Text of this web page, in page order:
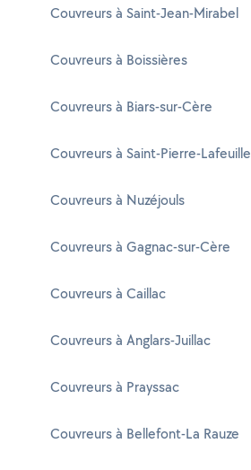
Couvreurs à Saint-Jean-Mirabel
Couvreurs à Boissières
Couvreurs à Biars-sur-Cère
Couvreurs à Saint-Pierre-Lafeuille
Couvreurs à Nuzéjouls
Couvreurs à Gagnac-sur-Cère
Couvreurs à Caillac
Couvreurs à Anglars-Juillac
Couvreurs à Prayssac
Couvreurs à Bellefont-La Rauze